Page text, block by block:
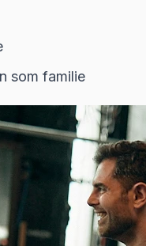
som familie